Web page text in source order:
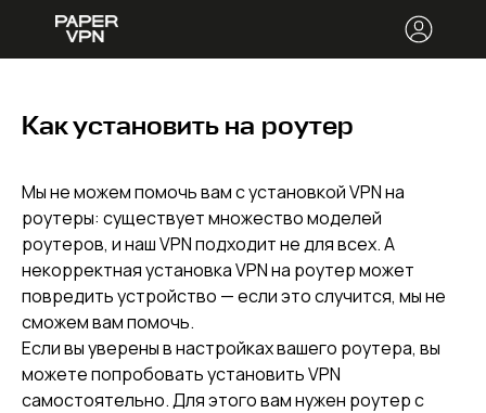
Как установить на роутер
Мы не можем помочь вам с установкой VPN на
роутеры: существует множество моделей
роутеров, и наш VPN подходит не для всех. А
некорректная установка VPN на роутер может
повредить устройство — если это случится, мы не
сможем вам помочь.
Если вы уверены в настройках вашего роутера, вы
можете попробовать установить VPN
самостоятельно. Для этого вам нужен роутер с